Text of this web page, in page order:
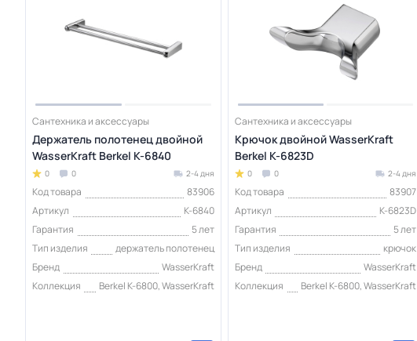
Сантехника и аксессуары
Держатель полотенец двойной
WasserKraft Berkel K-6840
0 0 2-4 дня
Код товара
83906
Артикул
K-6840
Гарантия
5 лет
Тип изделия
держатель полотенец
Бренд
WasserKraft
Коллекция
Berkel K-6800, WasserKraft
Сантехника и аксессуары
Крючок двойной WasserKraft
Berkel K-6823D
0 0 2-4 дня
Код товара
83907
Артикул
K-6823D
Гарантия
5 лет
Тип изделия
крючок
Бренд
WasserKraft
Коллекция
Berkel K-6800, WasserKraft